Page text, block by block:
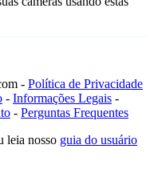
- Política de Privacidade
- Informações Legais -
- Perguntas Frequentes
leia nosso guia do usuário